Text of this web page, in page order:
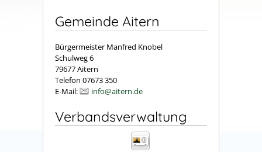
Gemeinde Aitern
Bürgermeister Manfred Knobel
Schulweg 6
79677 Aitern
Telefon 07673 350
E-Mail:
info@aitern.de
Verbandsverwaltung